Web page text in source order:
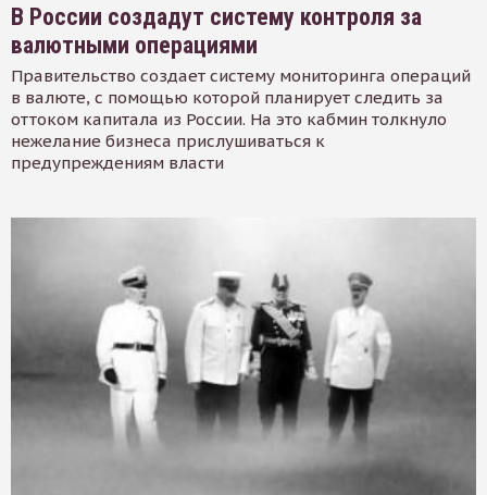
В России создадут систему контроля за
валютными операциями
Правительство создает систему мониторинга операций
в валюте, с помощью которой планирует следить за
оттоком капитала из России. На это кабмин толкнуло
нежелание бизнеса прислушиваться к
предупреждениям власти